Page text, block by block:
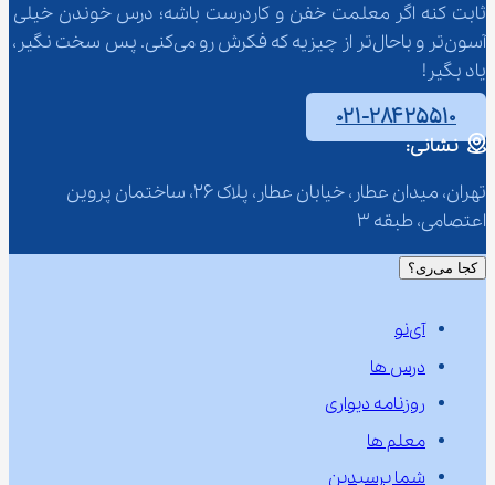
ثابت کنه اگر معلمت خفن و کاردرست باشه؛ درس خوندن خیلی
آسون‌تر و باحال‌تر از چیزیه که فکرش رو می‌کنی. پس سخت نگیر،
یاد بگیر!
۰۲۱-۲۸۴۲۵۵۱۰
نشانی:
تهران، میدان عطار، خیابان عطار، پلاک 26، ساختمان پروین
اعتصامی، طبقه 3
کجا می‌ری؟
آی‌نو
درس ها
روزنامه دیواری
معلم ها
شما پرسیدین